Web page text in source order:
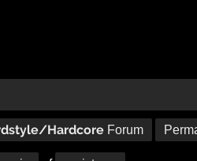
Hardcore Forum